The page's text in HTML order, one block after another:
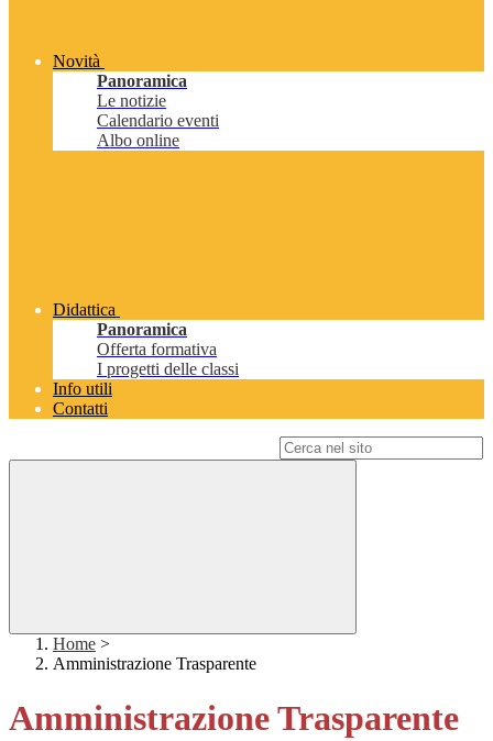
Novità
Panoramica
Le notizie
Calendario eventi
Albo online
Didattica
Panoramica
Offerta formativa
I progetti delle classi
Info utili
Contatti
Home >
Amministrazione Trasparente
Amministrazione Trasparente